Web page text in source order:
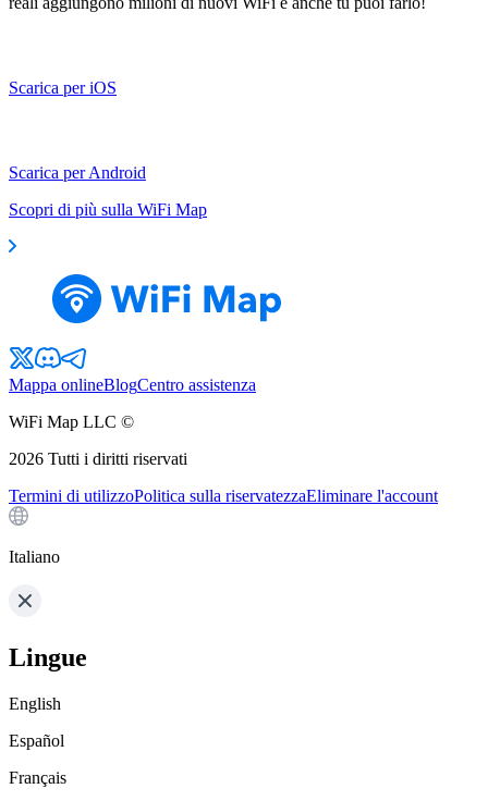
Scarica per iOS
Scarica per Android
Scopri di più sulla WiFi Map
Mappa onlineBlogCentro assistenza
WiFi Map LLC ©
2026 Tutti i diritti riservati
Termini di utilizzoPolitica sulla riservatezzaEliminare l'account
Italiano
Lingue
English
Español
Français